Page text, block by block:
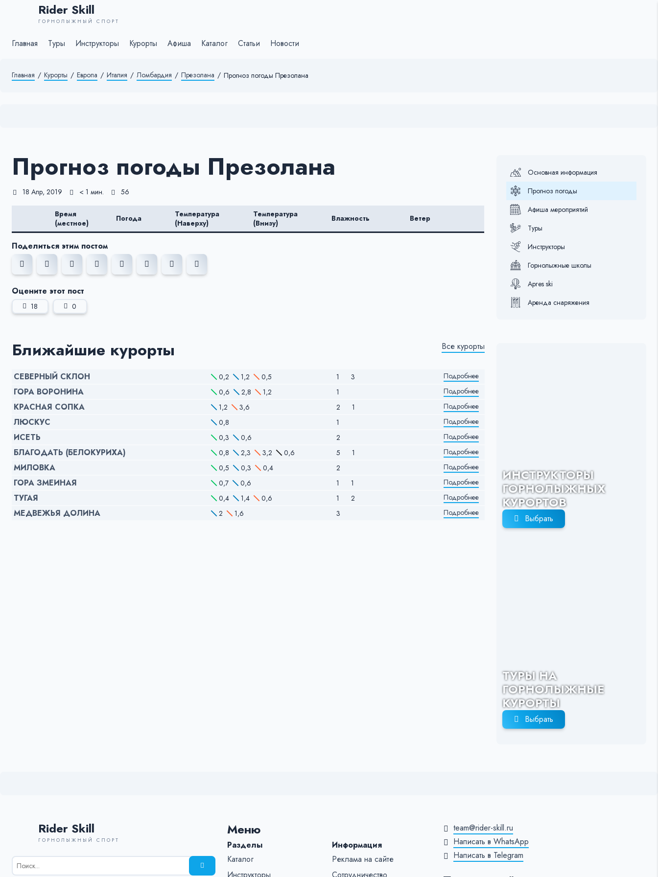
Rider Skill
ГОРНОЛЫЖНЫЙ СПОРТ
Главная Туры Инструкторы Курорты Афиша Каталог Статьи Новости
Главная / Курорты / Европа / Италия / Ломбардия / Презолана / Прогноз погоды Презолана
Прогноз погоды Презолана
18 Апр, 2019 < 1 мин. 56
Время
(местное)
Погода
Температура
(Наверху)
Температура
(Внизу)
Влажность Ветер
Поделиться этим постом
Оцените этот пост
18 0
Ближайшие курорты Все курорты
СЕВЕРНЫЙ СКЛОН 0,2 1,2 0,5 1 3 Подробнее
ГОРА ВОРОНИНА 0,6 2,8 1,2 1 Подробнее
КРАСНАЯ СОПКА 1,2 3,6 2 1 Подробнее
ЛЮСКУС 0,8 1 Подробнее
ИСЕТЬ 0,3 0,6 2 Подробнее
БЛАГОДАТЬ (БЕЛОКУРИХА) 0,8 2,3 3,2 0,6 5 1 Подробнее
МИЛОВКА 0,5 0,3 0,4 2 Подробнее
ГОРА ЗМЕИНАЯ 0,7 0,6 1 1 Подробнее
ТУГАЯ 0,4 1,4 0,6 1 2 Подробнее
МЕДВЕЖЬЯ ДОЛИНА 2 1,6 3 Подробнее
Основная информация
Прогноз погоды
Афиша мероприятий
Туры
Инструкторы
Горнолыжные школы
Apres ski
Аренда снаряжения
ИНСТРУКТОРЫ
ГОРНОЛЫЖНЫХ
КУРОРТОВ
Выбрать
ТУРЫ НА
ГОРНОЛЫЖНЫЕ
КУРОРТЫ
Выбрать
Rider Skill
ГОРНОЛЫЖНЫЙ СПОРТ
Результаты
поиска
Меню
Разделы
Каталог
Информация
Реклама на сайте
team@rider-skill.ru
Написать в WhatsApp
Написать в Telegram